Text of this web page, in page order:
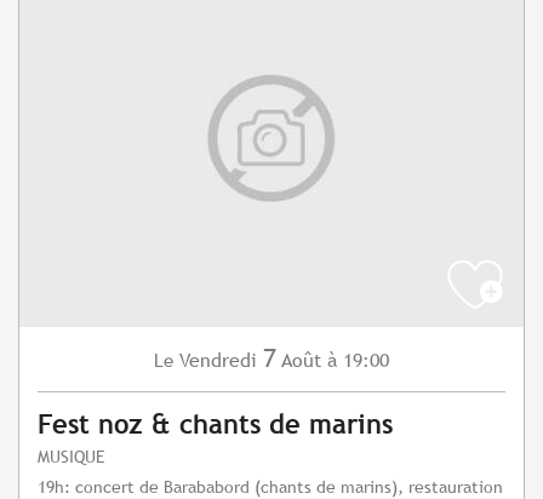
Le Vendredi 7 Août à 19:00
Fest noz & chants de marins
MUSIQUE
19h: concert de Barababord (chants de marins), restauration